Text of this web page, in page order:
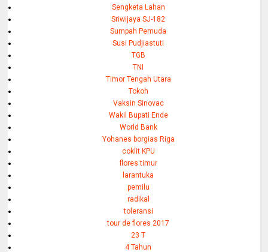
Sengketa Lahan
Sriwijaya SJ-182
Sumpah Pemuda
Susi Pudjiastuti
TGB
TNI
Timor Tengah Utara
Tokoh
Vaksin Sinovac
Wakil Bupati Ende
World Bank
Yohanes borgias Riga
coklit KPU
flores timur
larantuka
pemilu
radikal
toleransi
tour de flores 2017
23 T
4 Tahun